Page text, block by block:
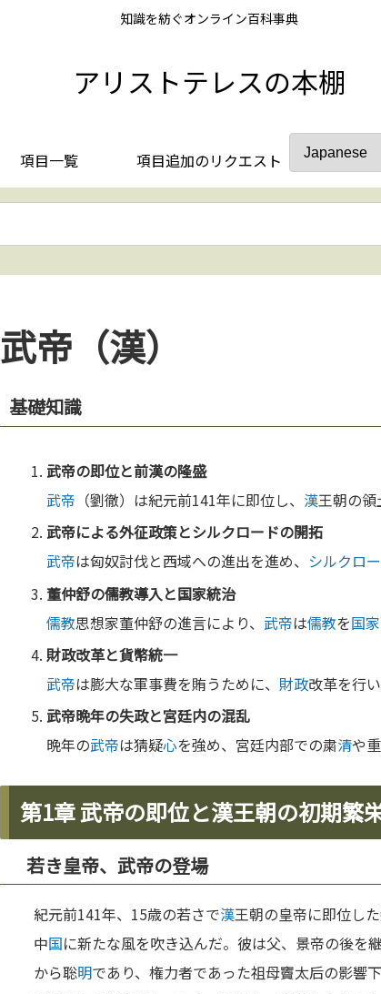
知識を紡ぐオンライン百科事典
アリストテレスの本棚
項目一覧 項目追加のリクエスト
武帝（漢）
基礎知識
武帝の即位と前漢の隆盛
武帝 （劉徹）は紀元前141年に即位し、 漢王朝の領
武帝による外征政策とシルクロードの開拓
武帝は匈奴討伐と西域への進出を進め、 シルクロ
董仲舒の儒教導入と国家統治
儒教思想家董仲舒の進言により、 武帝は儒教を国家
財政改革と貨幣統一
武帝は膨大な軍事費を賄うために、 財政改革を行い
武帝晩年の失政と宮廷内の混乱
晩年の武帝は猜疑心を強め、宮廷内部での粛清や
第1章 武帝の即位と漢王朝の初期繁
若き皇帝、武帝の登場
紀元前141年、15歳の若さで漢王朝の皇帝に即位し
中国に新たな風を吹き込んだ。彼は父、景帝の後を
から聡明であり、権力者であった祖母竇太后の影響